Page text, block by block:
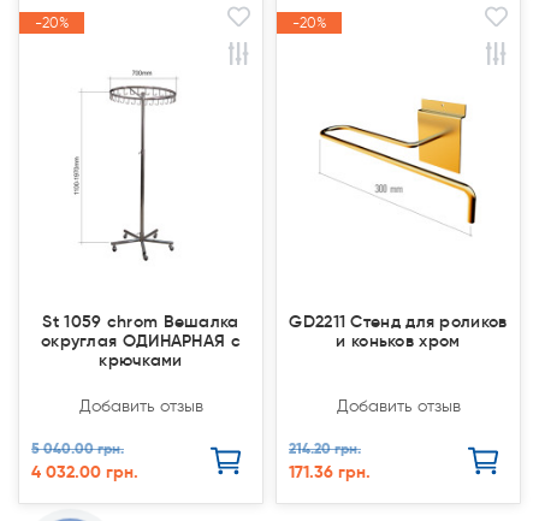
-20%
-20%
St 1059 chrom Вешалка
округлая ОДИНАРНАЯ с
крючками
Добавить отзыв
5 040.00 грн.
4 032.00 грн.
-20%
-20%
GD2211 Стенд для роликов
и коньков хром
Добавить отзыв
214.20 грн.
171.36 грн.